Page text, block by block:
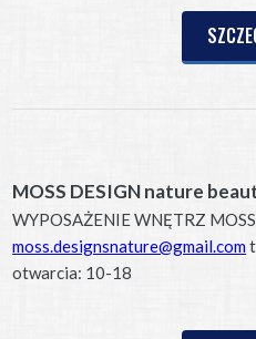
MOSS DESIGN nature
WYPOSAŻENIE WNĘTRZ
moss.designsnature@gmail.com
otwarcia: 10-18